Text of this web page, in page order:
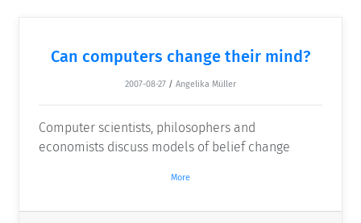
Can computers change their mind?
2007-08-27 / Angelika Müller
Computer scientists, philosophers and
economists discuss models of belief change
More